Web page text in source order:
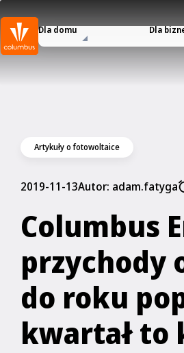
Dla domu Dla
Artykuły o fotowoltaice
2019-11-13Autor: adam.fatyga
Columbus
przychody
do roku
kwartał to